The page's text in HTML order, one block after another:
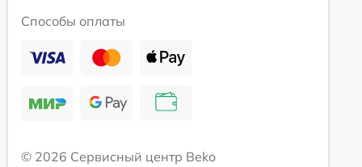
Способы оплаты
© 2026 Сервисный центр Beko